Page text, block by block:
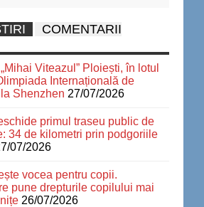
COMENTARII
Viteazul” Ploiești, în lotul
Internațională de
Shenzhen 27/07/2026
primul traseu public de
34 de kilometri prin podgoriile
07/2026
vocea pentru copii.
pune drepturile copilului mai
26/07/2026